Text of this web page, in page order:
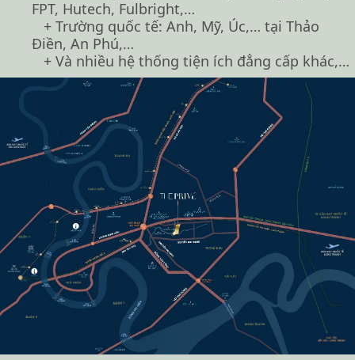
FPT, Hutech, Fulbright,…
+ Trường quốc tế: Anh, Mỹ, Úc,… tại Thảo
Điền, An Phú,…
+ Và nhiều hệ thống tiện ích đẳng cấp khác,…